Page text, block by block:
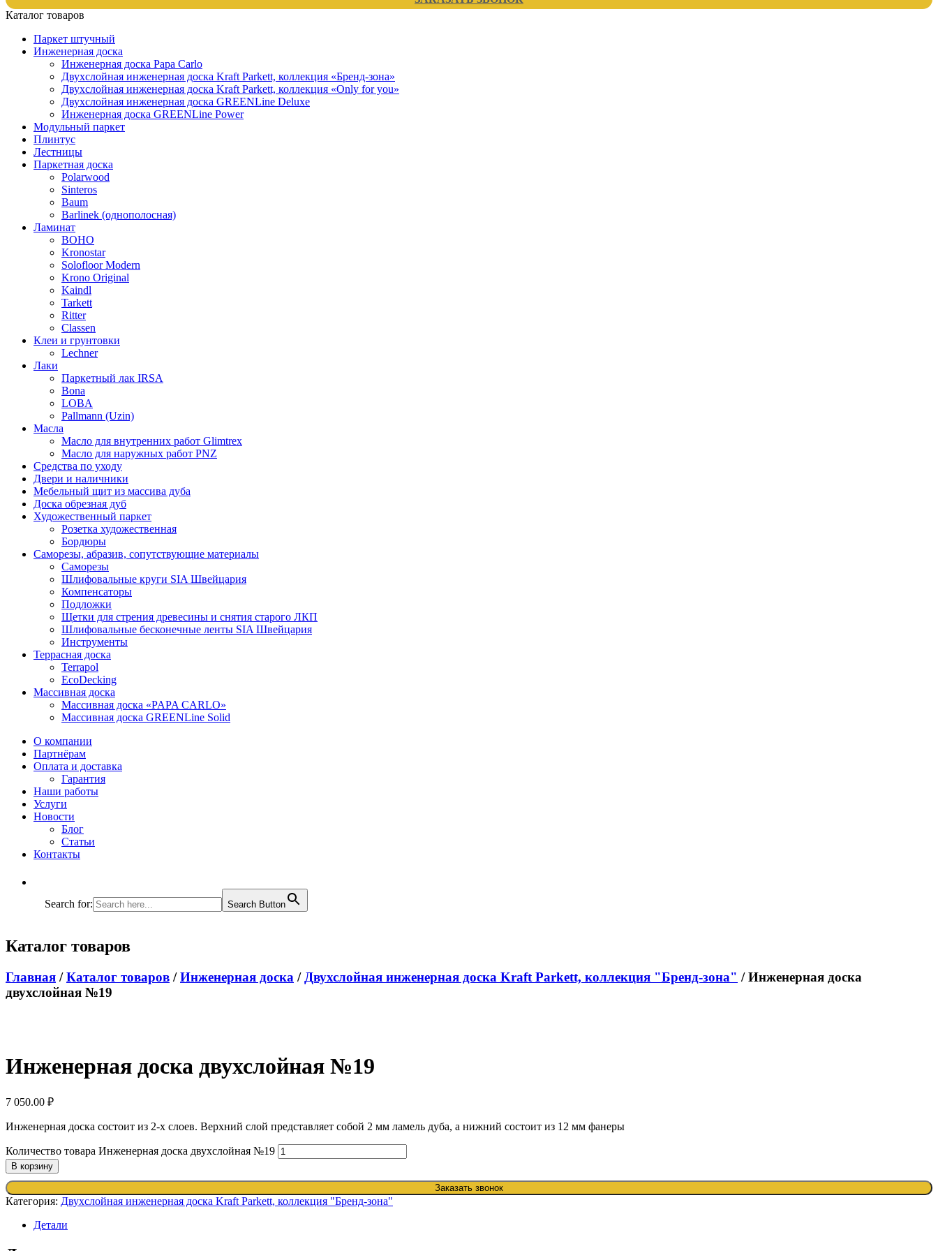
Каталог товаров
Паркет штучный
Инженерная доска
Инженерная доска Papa Carlo
Двухслойная инженерная доска Kraft Parkett, коллекция «Бренд-зона»
Двухслойная инженерная доска Kraft Parkett, коллекция «Only for you»
Двухслойная инженерная доска GREENLine Deluxe
Инженерная доска GREENLine Power
Модульный паркет
Плинтус
Лестницы
Паркетная доска
Polarwood
Sinteros
Baum
Barlinek (однополосная)
Ламинат
BOHO
Kronostar
Solofloor Modern
Krono Original
Kaindl
Tarkett
Ritter
Classen
Клеи и грунтовки
Lechner
Лаки
Паркетный лак IRSA
Bona
LOBA
Pallmann (Uzin)
Масла
Масло для внутренних работ Glimtrex
Масло для наружных работ PNZ
Средства по уходу
Двери и наличники
Мебельный щит из массива дуба
Доска обрезная дуб
Художественный паркет
Розетка художественная
Бордюры
Саморезы, абразив, сопутствующие материалы
Саморезы
Шлифовальные круги SIA Швейцария
Компенсаторы
Подложки
Щетки для стрения древесины и снятия старого ЛКП
Шлифовальные бесконечные ленты SIA Швейцария
Инструменты
Террасная доска
Terrapol
EcoDecking
Массивная доска
Массивная доска «PAPA CARLO»
Массивная доска GREENLine Solid
О компании
Партнёрам
Оплата и доставка
Гарантия
Наши работы
Услуги
Новости
Блог
Статьи
Контакты
Search for: Search Button
Каталог товаров
Главная /Каталог товаров /Инженерная доска / Двухслойная инженерная доска Kraft Parkett, коллекция "Бренд-зона" / Инженерная доска
двухслойная №19
Инженерная доска двухслойная №19
7 050.00 ₽
Инженерная доска состоит из 2-х слоев. Верхний слой представляет собой 2 мм ламель дуба, а нижний состоит из 12 мм фанеры
Количество товара Инженерная доска двухслойная №19
В корзину
Заказать звонок
Категория: Двухслойная инженерная доска Kraft Parkett, коллекция "Бренд-зона"
Детали